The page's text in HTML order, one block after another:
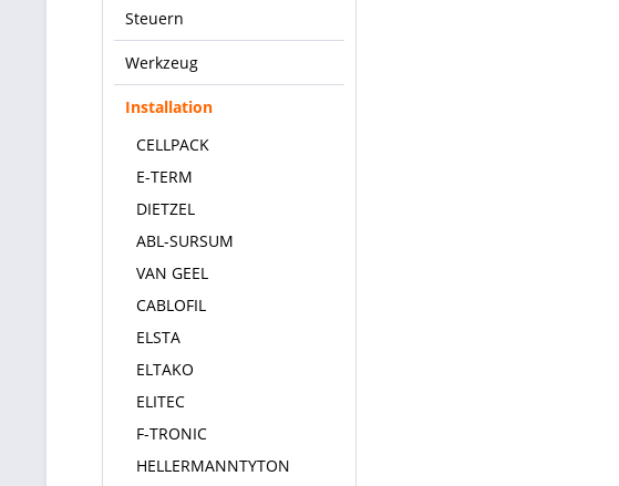
Steuern
Werkzeug
Installation
CELLPACK
E-TERM
DIETZEL
ABL-SURSUM
VAN GEEL
CABLOFIL
ELSTA
ELTAKO
ELITEC
F-TRONIC
HELLERMANNTYTON